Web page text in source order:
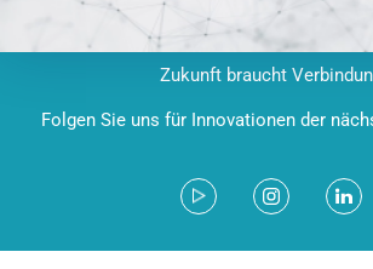
Zukunft braucht
Folgen Sie uns für Innovationen der